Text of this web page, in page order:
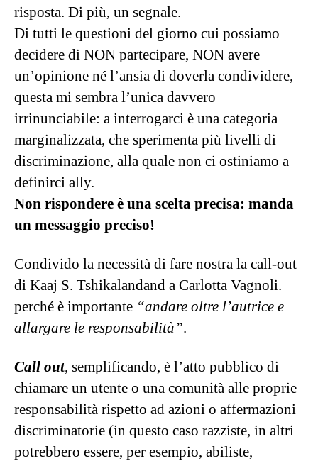
risposta. Di più, un segnale.
Di tutti le questioni del giorno cui possiamo
decidere di NON partecipare, NON avere
un’opinione né l’ansia di doverla condividere,
questa mi sembra l’unica davvero
irrinunciabile: a interrogarci è una categoria
marginalizzata, che sperimenta più livelli di
discriminazione, alla quale non ci ostiniamo a
definirci ally.
Non rispondere è una scelta precisa: manda
un messaggio preciso!
Condivido la necessità di fare nostra la call-out
di Kaaj S. Tshikalandand a Carlotta Vagnoli.
perché è importante “andare oltre l’autrice e
allargare le responsabilità”.
Call out, semplificando, è l’atto pubblico di
chiamare un utente o una comunità alle proprie
responsabilità rispetto ad azioni o affermazioni
discriminatorie (in questo caso razziste, in altri
potrebbero essere, per esempio, abiliste,